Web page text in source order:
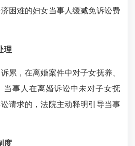
困难的妇女当事人缓减免诉讼费
理
，在离婚案件中对子女抚养、
当事人在离婚诉讼中未对子女抚
请求的，法院主动释明引导当事
度